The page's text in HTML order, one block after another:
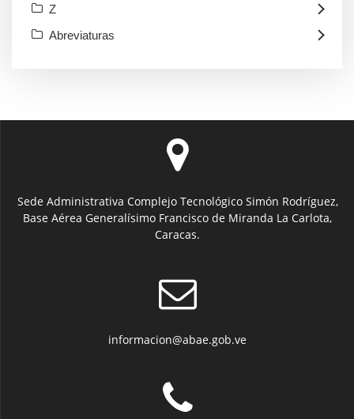
Z
Abreviaturas
Sede Administrativa Complejo Tecnológico Simón Rodríguez,
Base Aérea Generalísimo Francisco de Miranda La Carlota,
Caracas.
informacion@abae.gob.ve